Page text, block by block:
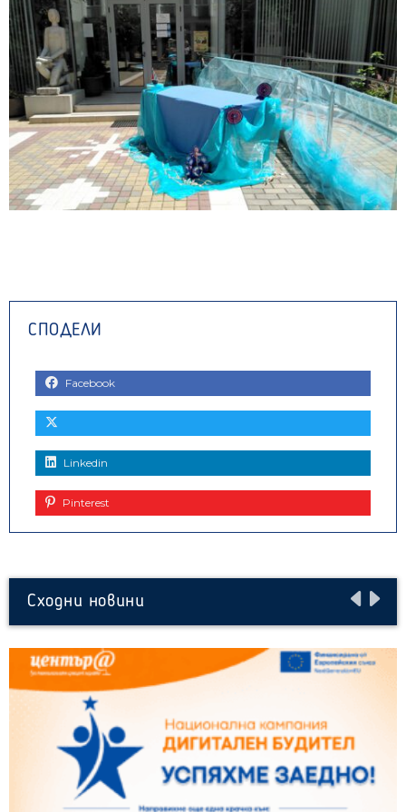
Facebook
Linkedin
Pinterest
Сходни новини